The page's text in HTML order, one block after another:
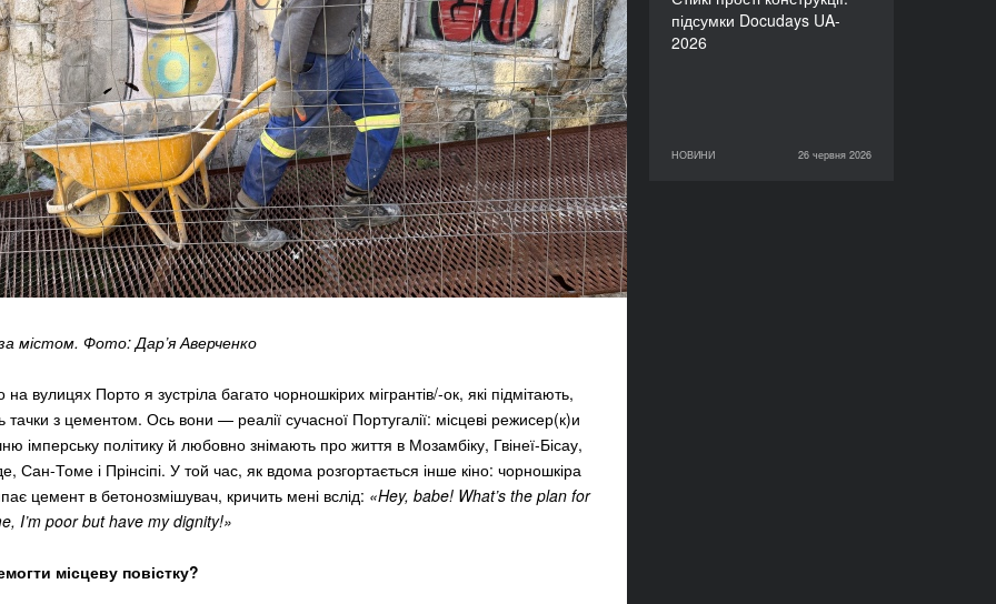
містом. Фото: Дар’я Аверченко
вулицях Порто я зустріла багато чорношкірих мігрантів/-ок, які підмітають,
з цементом. Ось вони — реалії сучасної Португалії: місцеві режисер(к)и
імперську політику й любовно знімають про життя в Мозамбіку, Гвінеї-Бісау,
Сан-Томе і Прінсіпі. У той час, як вдома розгортається інше кіно: чорношкіра
цемент в бетонозмішувач, кричить мені вслід: «Hey, babe! What’s the plan for
I’m poor but have my dignity!»
місцеву повістку?
підсумки Docudays UA-
2026
НОВИНИ 26 червня 2026
НОВИНИ
26 червня 2026